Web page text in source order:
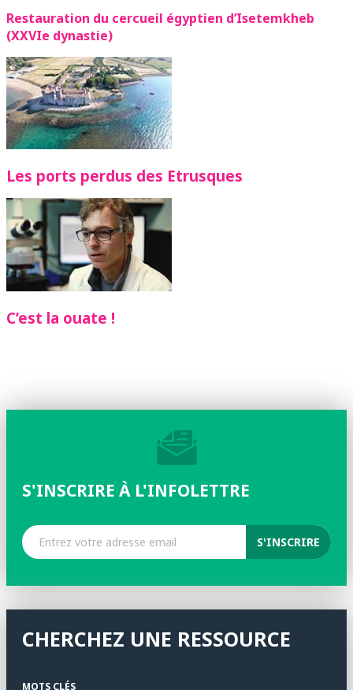
Restauration du cercueil égyptien d’Isetemkheb
(XXVIe dynastie)
Les ports perdus des Etrusques
C’est la ouate !
S'INSCRIRE À L'INFOLETTRE
CHERCHEZ UNE RESSOURCE
MOTS CLÉS